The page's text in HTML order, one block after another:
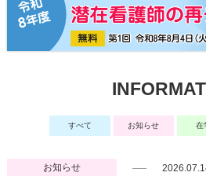
すべて お知らせ 在
お知らせ